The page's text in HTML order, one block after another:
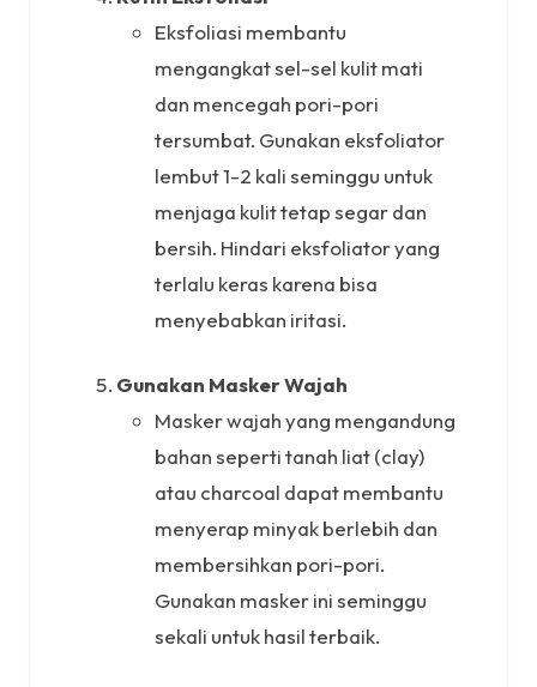
Eksfoliasi membantu
mengangkat sel-sel kulit mati
dan mencegah pori-pori
tersumbat. Gunakan eksfoliator
lembut 1-2 kali seminggu untuk
menjaga kulit tetap segar dan
bersih. Hindari eksfoliator yang
terlalu keras karena bisa
menyebabkan iritasi.
Gunakan Masker Wajah
Masker wajah yang mengandung
bahan seperti tanah liat (clay)
atau charcoal dapat membantu
menyerap minyak berlebih dan
membersihkan pori-pori.
Gunakan masker ini seminggu
sekali untuk hasil terbaik.